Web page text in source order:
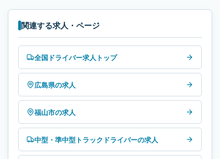
関連する求人・ページ
全国ドライバー求人トップ
広島県の求人
福山市の求人
中型・準中型トラックドライバーの求人